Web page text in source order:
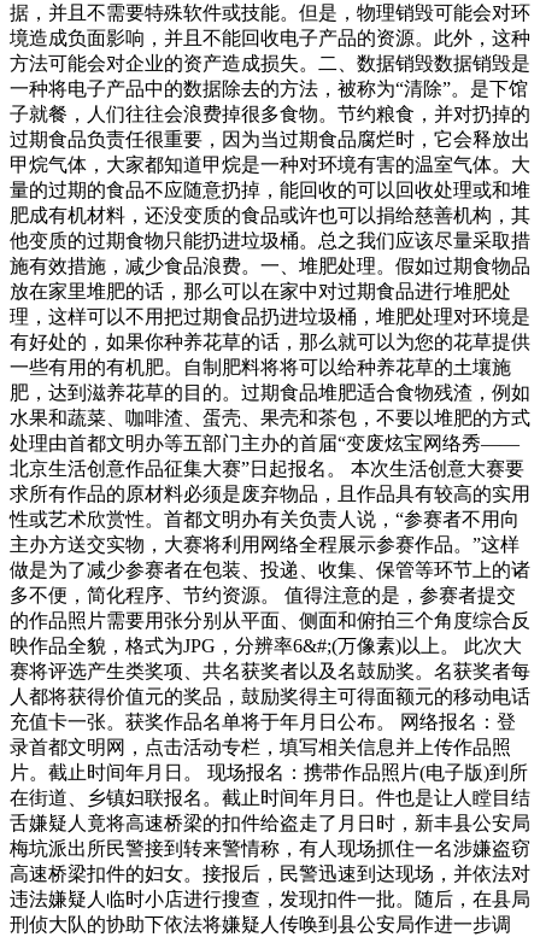
据，并且不需要特殊软件或技能。但是，物理销毁可能会对环
境造成负面影响，并且不能回收电子产品的资源。此外，这种
方法可能会对企业的资产造成损失。二、数据销毁数据销毁是
一种将电子产品中的数据除去的方法，被称为“清除”。是下馆
子就餐，人们往往会浪费掉很多食物。节约粮食，并对扔掉的
过期食品负责任很重要，因为当过期食品腐烂时，它会释放出
甲烷气体，大家都知道甲烷是一种对环境有害的温室气体。大
量的过期的食品不应随意扔掉，能回收的可以回收处理或和堆
肥成有机材料，还没变质的食品或许也可以捐给慈善机构，其
他变质的过期食物只能扔进垃圾桶。总之我们应该尽量采取措
施有效措施，减少食品浪费。一、堆肥处理。假如过期食物品
放在家里堆肥的话，那么可以在家中对过期食品进行堆肥处
理，这样可以不用把过期食品扔进垃圾桶，堆肥处理对环境是
有好处的，如果你种养花草的话，那么就可以为您的花草提供
一些有用的有机肥。自制肥料将将可以给种养花草的土壤施
肥，达到滋养花草的目的。过期食品堆肥适合食物残渣，例如
水果和蔬菜、咖啡渣、蛋壳、果壳和茶包，不要以堆肥的方式
处理由首都文明办等五部门主办的首届“变废炫宝网络秀——
北京生活创意作品征集大赛”日起报名。 本次生活创意大赛要
求所有作品的原材料必须是废弃物品，且作品具有较高的实用
性或艺术欣赏性。首都文明办有关负责人说，“参赛者不用向
主办方送交实物，大赛将利用网络全程展示参赛作品。”这样
做是为了减少参赛者在包装、投递、收集、保管等环节上的诸
多不便，简化程序、节约资源。 值得注意的是，参赛者提交
的作品照片需要用张分别从平面、侧面和俯拍三个角度综合反
映作品全貌，格式为JPG，分辨率6&#;(万像素)以上。 此次大
赛将评选产生类奖项、共名获奖者以及名鼓励奖。名获奖者每
人都将获得价值元的奖品，鼓励奖得主可得面额元的移动电话
充值卡一张。获奖作品名单将于年月日公布。 网络报名：登
录首都文明网，点击活动专栏，填写相关信息并上传作品照
片。截止时间年月日。 现场报名：携带作品照片(电子版)到所
在街道、乡镇妇联报名。截止时间年月日。件也是让人瞠目结
舌嫌疑人竟将高速桥梁的扣件给盗走了月日时，新丰县公安局
梅坑派出所民警接到转来警情称，有人现场抓住一名涉嫌盗窃
高速桥梁扣件的妇女。接报后，民警迅速到达现场，并依法对
违法嫌疑人临时小店进行搜查，发现扣件一批。随后，在县局
刑侦大队的协助下依法将嫌疑人传唤到县公安局作进一步调